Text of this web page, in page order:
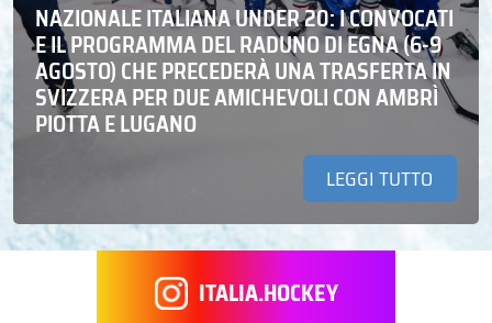
NAZIONALE ITALIANA UNDER 20: I CONVOCATI
E IL PROGRAMMA DEL RADUNO DI EGNA (6-9
AGOSTO) CHE PRECEDERÀ UNA TRASFERTA IN
SVIZZERA PER DUE AMICHEVOLI CON AMBRÌ
PIOTTA E LUGANO
LEGGI TUTTO
ITALIA.HOCKEY